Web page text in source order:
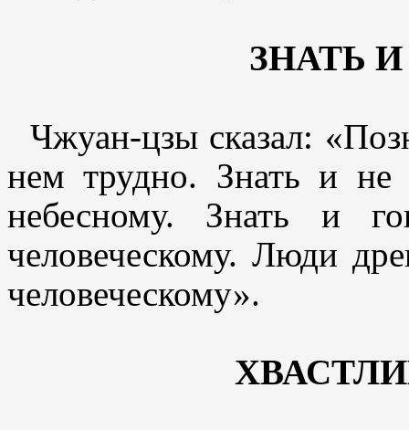
ЗНАТЬ
Чжуан-цзы сказал:
нем трудно. Знать и
небесному. Знать и
человеческому. Люди
человеческому».